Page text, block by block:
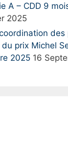
A – CDD 9
2025
des
prix Michel
2025 16